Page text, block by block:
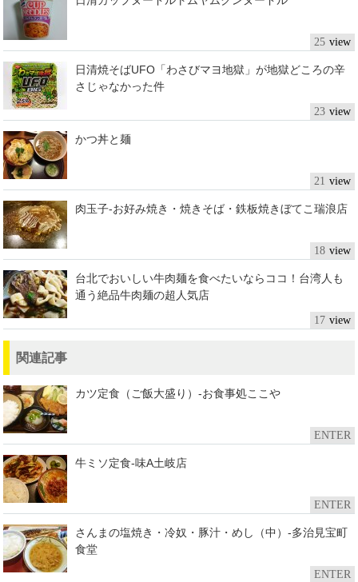
25
日清焼そばUFO「わさびマヨ地獄」が地獄どころの辛
さじゃなかった件
23
かつ丼と麺
21
肉玉子-お好み焼き・焼きそば・鉄板焼きぼてこ瑞浪店
18
台北でおいしい牛肉麺を食べたいならココ！台湾人も
通う絶品牛肉麺の超人気店
17
関連記事
カツ定食（ご飯大盛り）-お食事処ここや
ENTER
牛ミソ定食-味A土岐店
ENTER
さんまの塩焼き・冷奴・豚汁・めし（中）-多治見宝町
食堂
ENTER